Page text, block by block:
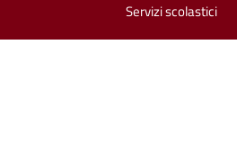
Servizi scolastici